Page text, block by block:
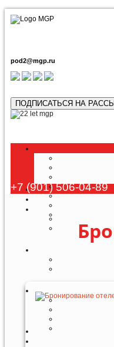
pod2@mgp.ru
ПОДПИСАТЬСЯ НА
+7 (901) 506-04-89